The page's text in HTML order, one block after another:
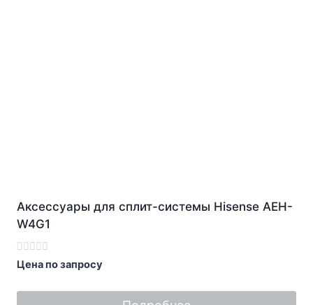
Аксессуары для сплит-системы Hisense AEH-
W4G1
Оценка
0
5
Цена по запросу